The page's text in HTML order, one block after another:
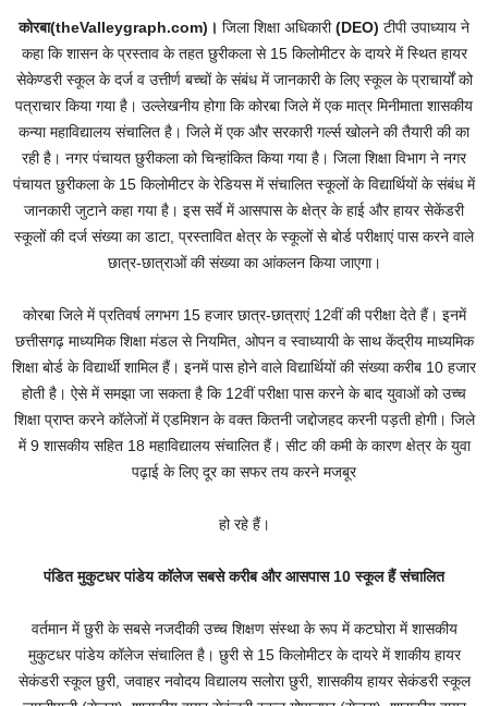
कोरबा(theValleygraph.com)। जिला शिक्षा अधिकारी(DEO) टीपी उपाध्याय ने
कहा कि शासन के प्रस्ताव के तहत छुरीकला से 15 किलोमीटर के दायरे में स्थित हायर
सेकेण्डरी स्कूल के दर्ज व उत्तीर्ण बच्चों के संबंध में जानकारी के लिए स्कूल के प्राचार्यों को
पत्राचार किया गया है। उल्लेखनीय होगा कि कोरबा जिले में एक मात्र मिनीमाता शासकीय
कन्या महाविद्यालय संचालित है। जिले में एक और सरकारी गर्ल्स खोलने की तैयारी की का
रही है। नगर पंचायत छुरीकला को चिन्हांकित किया गया है। जिला शिक्षा विभाग ने नगर
पंचायत छुरीकला के 15 किलोमीटर के रेडियस में संचालित स्कूलों के विद्यार्थियों के संबंध में
जानकारी जुटाने कहा गया है। इस सर्वे में आसपास के क्षेत्र के हाई और हायर सेकेंडरी
स्कूलों की दर्ज संख्या का डाटा, प्रस्तावित क्षेत्र के स्कूलों से बोर्ड परीक्षाएं पास करने वाले
छात्र-छात्राओं की संख्या का आंकलन किया जाएगा।
कोरबा जिले में प्रतिवर्ष लगभग 15 हजार छात्र-छात्राएं 12वीं की परीक्षा देते हैं। इनमें
छत्तीसगढ़ माध्यमिक शिक्षा मंडल से नियमित, ओपन व स्वाध्यायी के साथ केंद्रीय माध्यमिक
शिक्षा बोर्ड के विद्यार्थी शामिल हैं। इनमें पास होने वाले विद्यार्थियों की संख्या करीब 10 हजार
होती है। ऐसे में समझा जा सकता है कि 12वीं परीक्षा पास करने के बाद युवाओं को उच्च
शिक्षा प्राप्त करने कॉलेजों में एडमिशन के वक्त कितनी जद्दोजहद करनी पड़ती होगी। जिले
में 9 शासकीय सहित 18 महाविद्यालय संचालित हैं। सीट की कमी के कारण क्षेत्र के युवा
पढ़ाई के लिए दूर का सफर तय करने मजबूर
हो रहे हैं।
पंडित मुकुटधर पांडेय कॉलेज सबसे करीब और आसपास 10 स्कूल हैं संचालित
वर्तमान में छुरी के सबसे नजदीकी उच्च शिक्षण संस्था के रूप में कटघोरा में शासकीय
मुकुटधर पांडेय कॉलेज संचालित है। छुरी से 15 किलोमीटर के दायरे में शाकीय हायर
सेकंडरी स्कूल छुरी, जवाहर नवोदय विद्यालय सलोरा छुरी, शासकीय हायर सेकंडरी स्कूल